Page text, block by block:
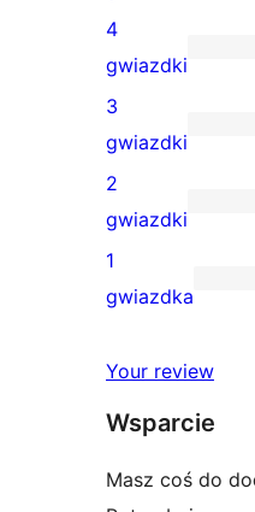
recenzje
5-
gwiazdkowe
0
recenzji
4-
gwiazdkowych
4
gwiazdki
0
recenzji
3-
gwiazdkowych
3
gwiazdki
0
recenzji
2-
2
gwiazdki
0
1-
1
gwiazdka
Your review
Wsparcie
Masz coś do